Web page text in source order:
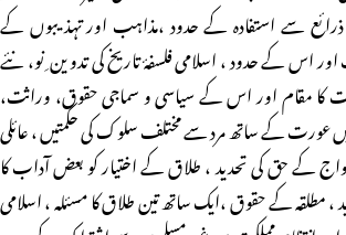
سے استفادہ کے حدود ،مذاہب اور تہذیبوں کے
اس کے حدود ، اسلامی فلسفۂ تاریخ کی تدوین ِ نو، نئے
کا مقام اور اس کے سیاسی و سماجی حقوق، وراثت،
عورت کے ساتھ مرد سے مختلف سلوک کی حکمتیں ، عائلی
کے حق کی تحدید ، طلاق کے اختیار کو بعض آداب کا
، مطلقہ کے حقوق ،ایک ساتھ تین طلاق کا مسئلہ ، اسلامی